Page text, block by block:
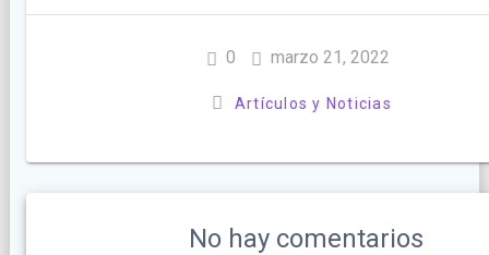
0 marzo 21, 2022
Artículos y Noticias
No hay comentarios